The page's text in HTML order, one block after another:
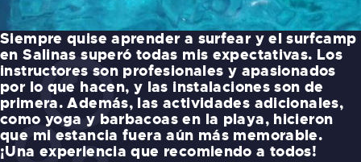
Siempre quise aprender a surfear y el surfcamp
en Salinas superó todas mis expectativas. Los
instructores son profesionales y apasionados
por lo que hacen, y las instalaciones son de
primera. Además, las actividades adicionales,
como yoga y barbacoas en la playa, hicieron
que mi estancia fuera aún más memorable.
¡Una experiencia que recomiendo a todos!